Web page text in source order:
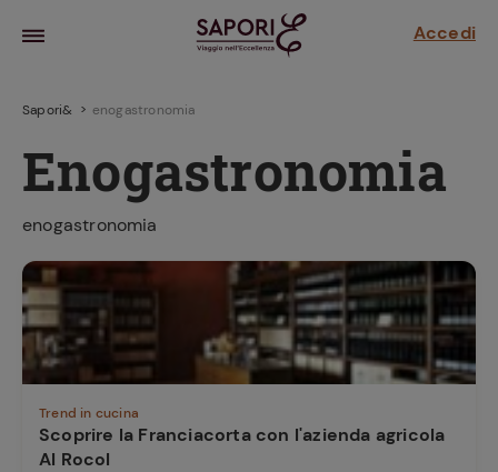
Accedi
la frutta
sensi di
Sapori& enogastronomia
Enogastronomia
enogastronomia
Trend in cucina
Scoprire la Franciacorta con l'azienda agricola
Al Rocol